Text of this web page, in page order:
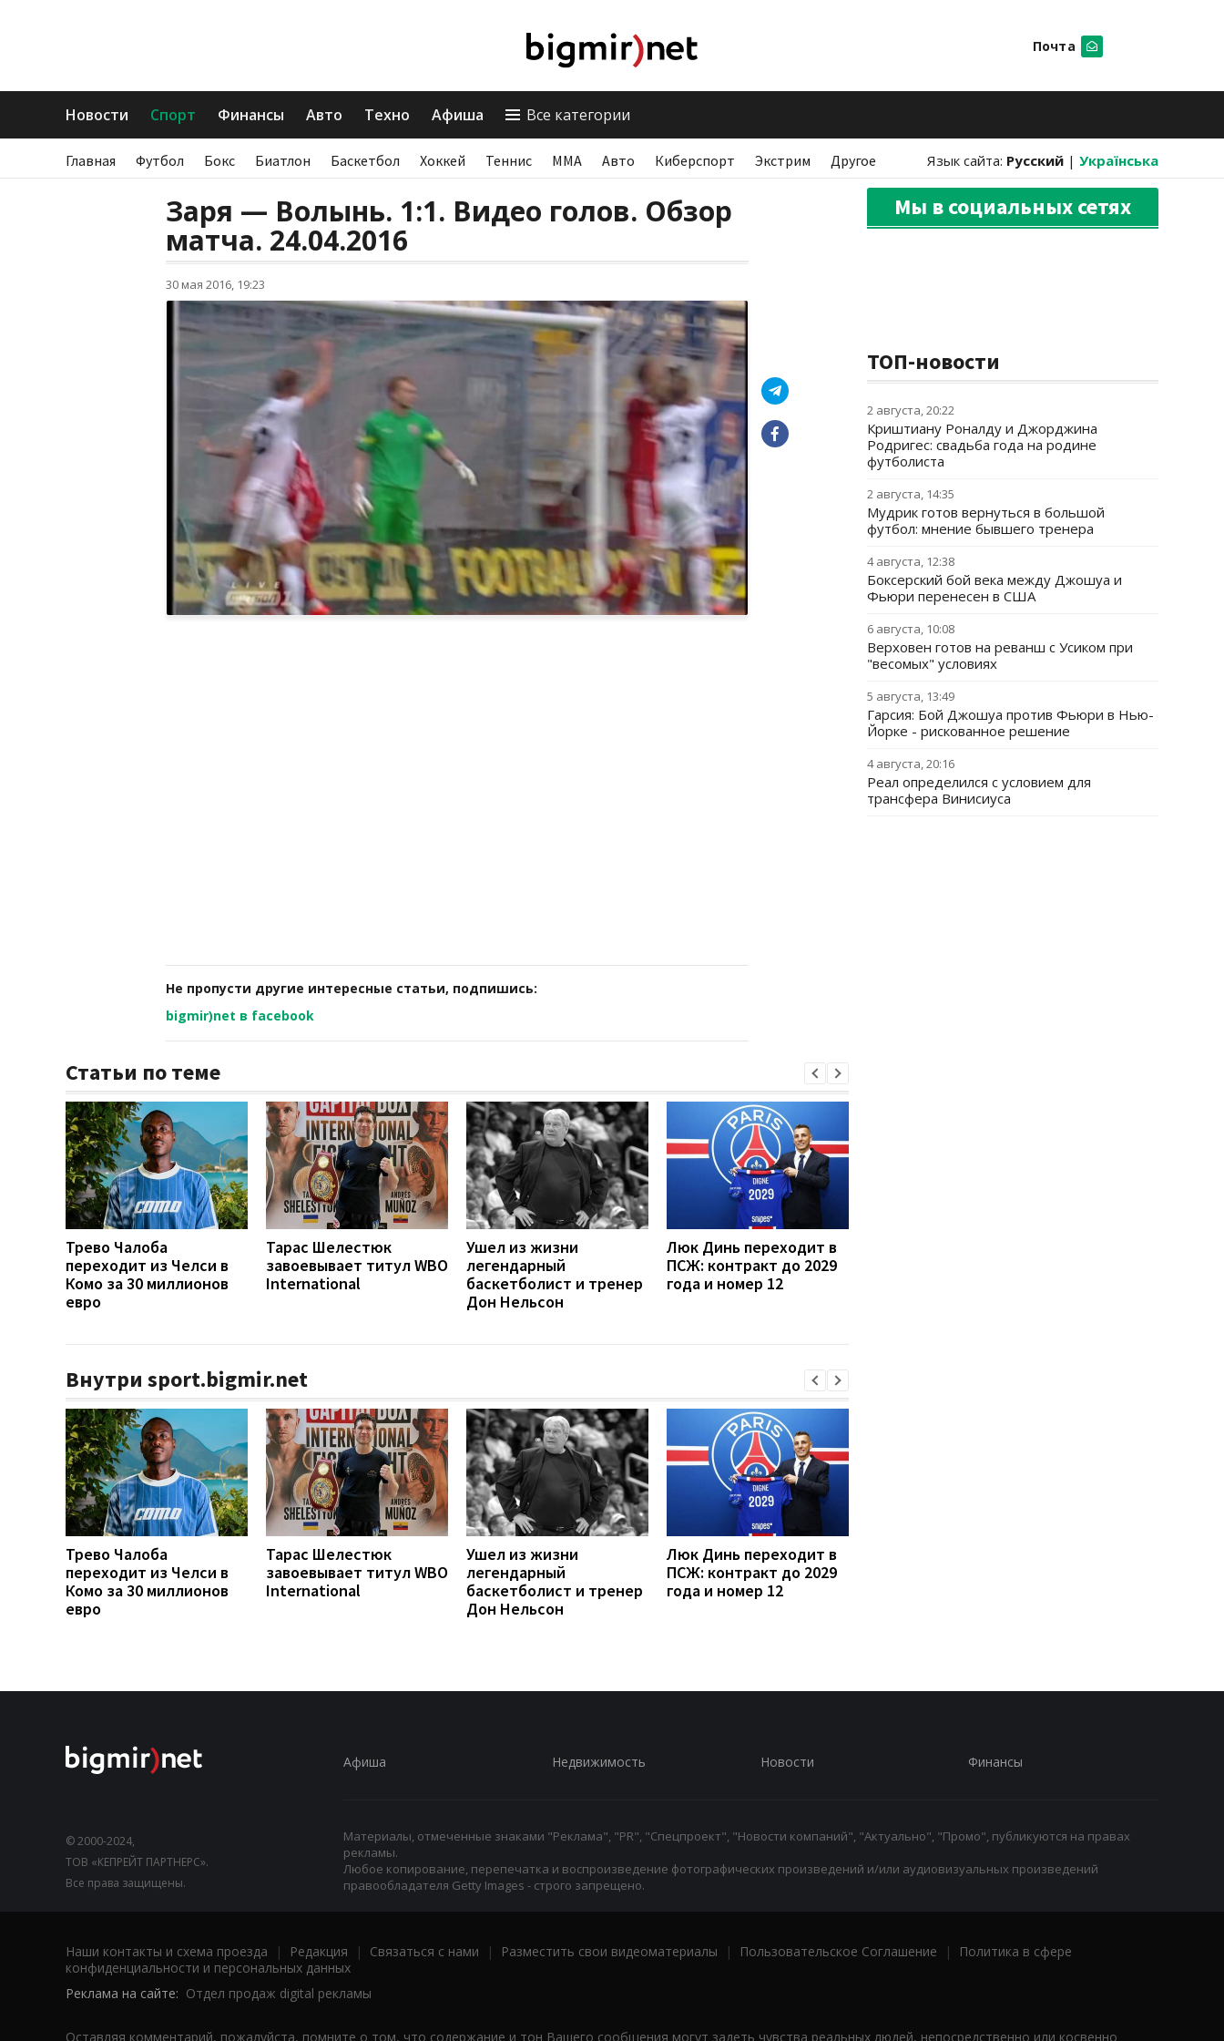
Почта
Новости Спорт Финансы Авто Техно Афиша Все категории
Главная Футбол Бокс Биатлон Баскетбол Хоккей Теннис ММА Авто Киберспорт Экстрим Другое Язык сайта: Русский | Українська
Заря — Волынь. 1:1. Видео голов. Обзор
матча. 24.04.2016
30 мая 2016, 19:23
Не пропусти другие интересные статьи, подпишись:
bigmir)net в facebook
Статьи по теме
Трево Чалоба
переходит из Челси в
Комо за 30 миллионов
евро
Тарас Шелестюк
завоевывает титул WBO
International
Ушел из жизни
легендарный
баскетболист и тренер
Дон Нельсон
Люк Динь переходит в
ПСЖ: контракт до 2029
года и номер 12
Внутри sport.bigmir.net
Трево Чалоба
переходит из Челси в
Комо за 30 миллионов
евро
Тарас Шелестюк
завоевывает титул WBO
International
Ушел из жизни
легендарный
баскетболист и тренер
Дон Нельсон
Люк Динь переходит в
ПСЖ: контракт до 2029
года и номер 12
Мы в социальных сетях
ТОП-новости
2 августа, 20:22
Криштиану Роналду и Джорджина
Родригес: свадьба года на родине
футболиста
2 августа, 14:35
Мудрик готов вернуться в большой
футбол: мнение бывшего тренера
4 августа, 12:38
Боксерский бой века между Джошуа и
Фьюри перенесен в США
6 августа, 10:08
Верховен готов на реванш с Усиком при
"весомых" условиях
5 августа, 13:49
Гарсия: Бой Джошуа против Фьюри в Нью-
Йорке - рискованное решение
4 августа, 20:16
Реал определился с условием для
трансфера Винисиуса
© 2000-2024,
ТОВ «КЕПРЕЙТ ПАРТНЕРС».
Все права защищены.
Афиша Недвижимость Новости Финансы
Материалы, отмеченные знаками "Реклама", "PR", "Спецпроект", "Новости компаний", "Актуально", "Промо", публикуются на правах
рекламы.
Любое копирование, перепечатка и воспроизведение фотографических произведений и/или аудиовизуальных произведений
правообладателя Getty Images - строго запрещено.
Наши контакты и схема проезда | Редакция | Связаться с нами | Разместить свои видеоматериалы | Пользовательское Соглашение |
Политика в сфере
конфиденциальности и персональных данных
Реклама на сайте: Отдел продаж digital рекламы
Оставляя комментарий, пожалуйста, помните о том, что содержание и тон Вашего сообщения могут задеть чувства реальных людей, непосредственно или косвенно